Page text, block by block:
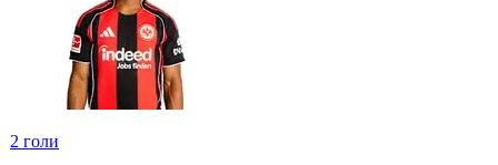
2 голи